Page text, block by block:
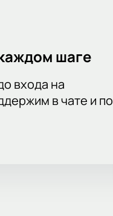
шаге
входа на
в чате и по